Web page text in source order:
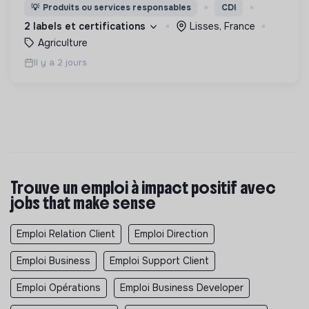
de l'humain et des écosystèmes
💡 Produits ou services responsables CDI
2 labels et certifications
Lisses, France
Agriculture
Il y a 2 jours
Trouve un emploi à impact positif avec
jobs that make sense
Emploi Relation Client Emploi Direction
Emploi Business Emploi Support Client
Emploi Opérations Emploi Business Developer